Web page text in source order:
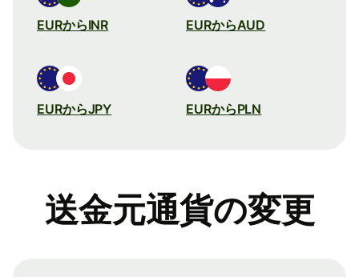
EURからINR EURからAUD
EURからJPY EURからPLN
送金元通貨の変更